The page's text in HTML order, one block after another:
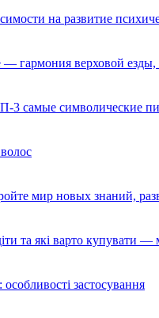
на развитие
гармония верховой езды,
3 самые символические
мир новых знаний,
та які варто купувати —
застосування